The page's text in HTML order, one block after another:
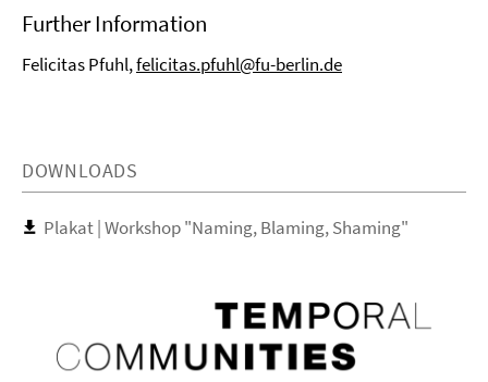
Further Information
Felicitas Pfuhl,felicitas.pfuhl@fu-berlin.de
DOWNLOADS
Plakat | Workshop "Naming, Blaming, Shaming"